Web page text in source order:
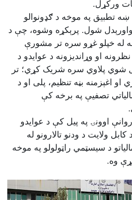
ورکړل.
تطبیق په موخه د ګډونوالو
واورېدل شول. پرېکړه وشوه، چې د
به له خپلو غړو سره تر مشورې
او وړاندیزونه د عوایدو د
شوي پلاوي سره شریک کړي؛ تر
او اغېزمنه بڼه تنظیم، پلی او د
مالیاتي تصفیې په برخه کې
اوونۍ په پیل کې د عوایدو
ولایت د ودنو تالارونو له
د سیسټمي راټولولو په موخه
وه.